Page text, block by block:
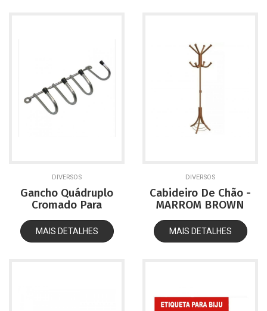
DIVERSOS
Gancho Quádruplo
Cromado Para
Provador/Box
MAIS DETALHES
DIVERSOS
Cabideiro De Chão -
MARROM BROWN
MAIS DETALHES